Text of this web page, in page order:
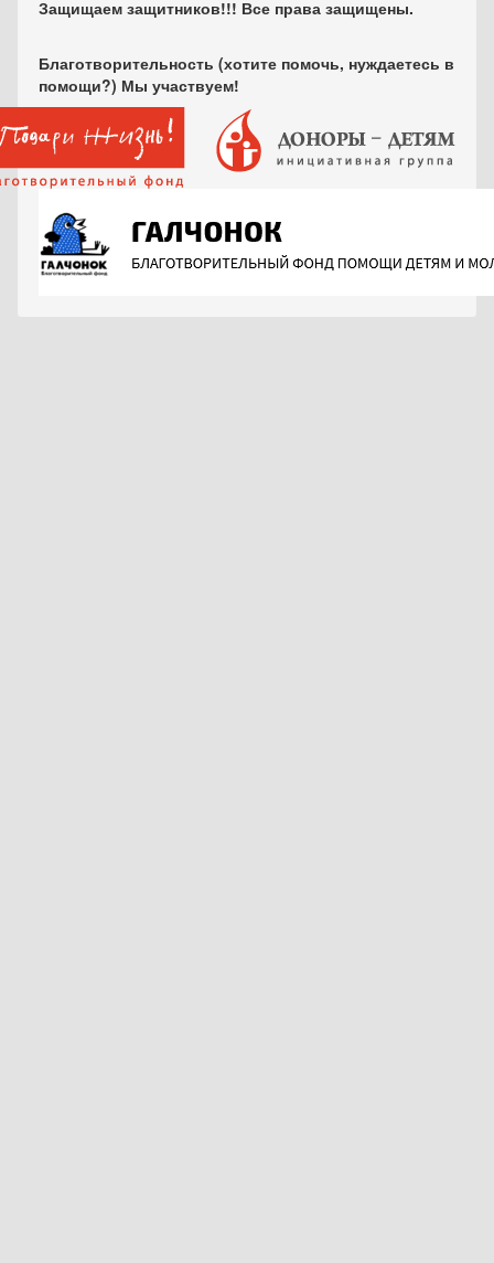
Защищаем защитников!!! Все права защищены.
Благотворительность (хотите помочь, нуждаетесь в
помощи?) Мы участвуем!